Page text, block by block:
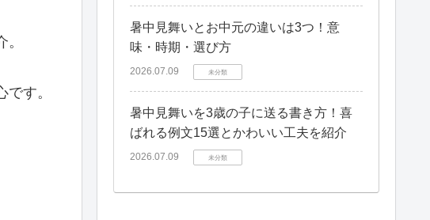
す。
暑中見舞いとお中元の違いは3つ！意
味・時期・選び方
2026.07.09 未分類
暑中見舞いを3歳の子に送る書き方！喜
ばれる例文15選とかわいい工夫を紹介
2026.07.09 未分類